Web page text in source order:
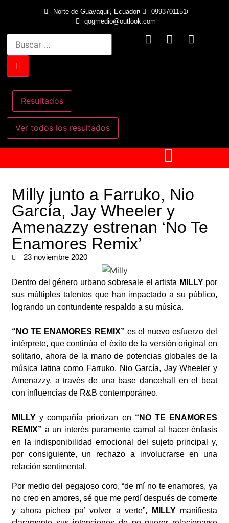
Norte de Guayaquil, Ecuador
0993701151
qogmedio@outlook.com
Resultados
Ver todos los resultados
Milly junto a Farruko, Nio
García, Jay Wheeler y
Amenazzy estrenan ‘No Te
Enamores Remix’
23 noviembre 2020
Dentro del género urbano sobresale el artista MILLY por
sus múltiples talentos que han impactado a su público,
logrando un contundente respaldo a su música.
“NO TE ENAMORES REMIX” es el nuevo esfuerzo del
intérprete, que continúa el éxito de la versión original en
solitario, ahora de la mano de potencias globales de la
música latina como Farruko, Nio García, Jay Wheeler y
Amenazzy, a través de una base dancehall en el beat
con influencias de R&B contemporáneo.
MILLY y compañía priorizan en “NO TE ENAMORES
REMIX” a un interés puramente carnal al hacer énfasis
en la indisponibilidad emocional del sujeto principal y,
por consiguiente, un rechazo a involucrarse en una
relación sentimental.
Por medio del pegajoso coro, “de mí no te enamores, ya
no creo en amores, sé que me perdí después de comerte
y ahora picheo pa’ volver a verte”,
MILLYmanifiesta